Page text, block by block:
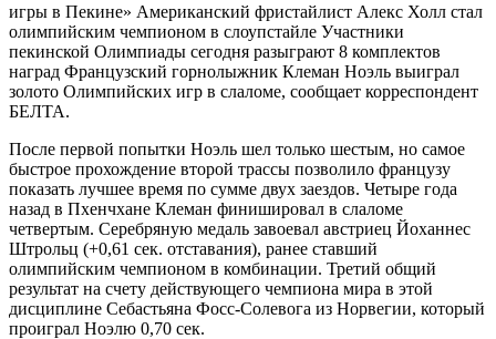
игры в Пекине» Американский фристайлист Алекс Холл стал
олимпийским чемпионом в слоупстайле Участники
пекинской Олимпиады сегодня разыграют 8 комплектов
наград Французский горнолыжник Клеман Ноэль выиграл
золото Олимпийских игр в слаломе, сообщает корреспондент
БЕЛТА.
После первой попытки Ноэль шел только шестым, но самое
быстрое прохождение второй трассы позволило французу
показать лучшее время по сумме двух заездов. Четыре года
назад в Пхенчхане Клеман финишировал в слаломе
четвертым. Серебряную медаль завоевал австриец Йоханнес
Штрольц (+0,61 сек. отставания), ранее ставший
олимпийским чемпионом в комбинации. Третий общий
результат на счету действующего чемпиона мира в этой
дисциплине Себастьяна Фосс-Солевога из Норвегии, который
проиграл Ноэлю 0,70 сек.